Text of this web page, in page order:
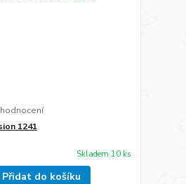
1241
Skladem 10 ks
Přidat do košíku